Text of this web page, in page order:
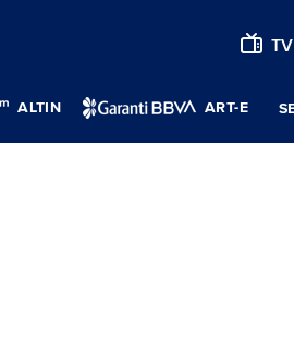
TV
ALTIN ART-E